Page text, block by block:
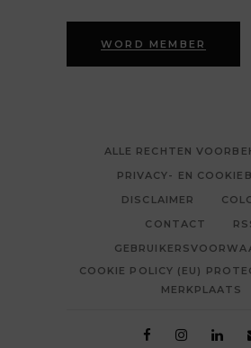
WORD MEMBER
ALLE RECHTEN
PRIVACY- EN
DISCLAIMER
CONTACT
COOKIE POLICY (EU)
MERKPLAATS